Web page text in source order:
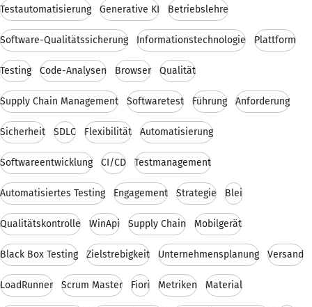
Testautomatisierung Generative KI Betriebslehre
Software-Qualitätssicherung Informationstechnologie Plattform
Testing Code-Analysen Browser Qualität
Supply Chain Management Softwaretest Führung Anforderung
Sicherheit SDLC Flexibilität Automatisierung
Softwareentwicklung CI/CD Testmanagement
Automatisiertes Testing Engagement Strategie Blei
Qualitätskontrolle WinApi Supply Chain Mobilgerät
Black Box Testing Zielstrebigkeit Unternehmensplanung Versand
LoadRunner Scrum Master Fiori Metriken Material